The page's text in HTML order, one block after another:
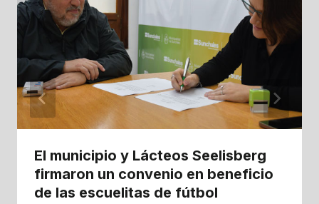
El municipio y Lácteos Seelisberg
firmaron un convenio en beneficio
de las escuelitas de fútbol